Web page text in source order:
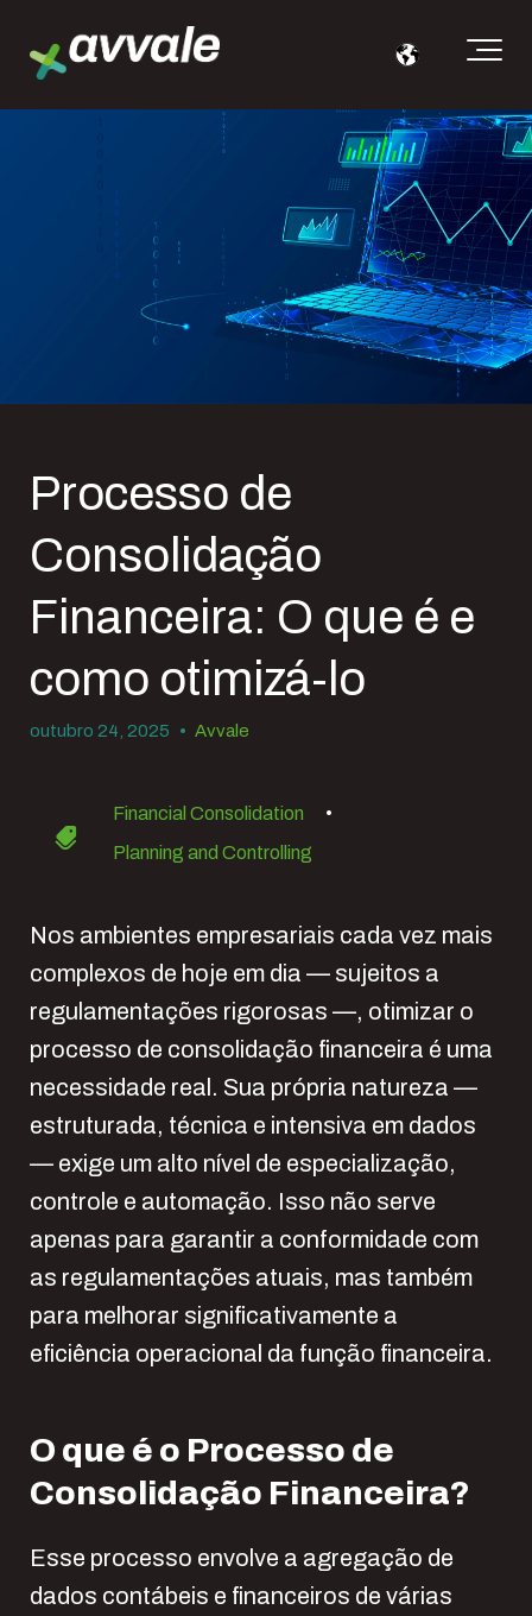
Processo de
Consolidação
Financeira: O que é e
como otimizá-lo
outubro 24, 2025 • Avvale
Financial Consolidation
•
Planning and Controlling
Nos ambientes empresariais cada vez mais
complexos de hoje em dia — sujeitos a
regulamentações rigorosas —, otimizar o
processo de consolidação financeira é uma
necessidade real. Sua própria natureza —
estruturada, técnica e intensiva em dados
— exige um alto nível de especialização,
controle e automação. Isso não serve
apenas para garantir a conformidade com
as regulamentações atuais, mas também
para melhorar significativamente a
eficiência operacional da função financeira.
O que é o Processo de
Consolidação Financeira?
Esse processo envolve a agregação de
dados contábeis e financeiros de várias